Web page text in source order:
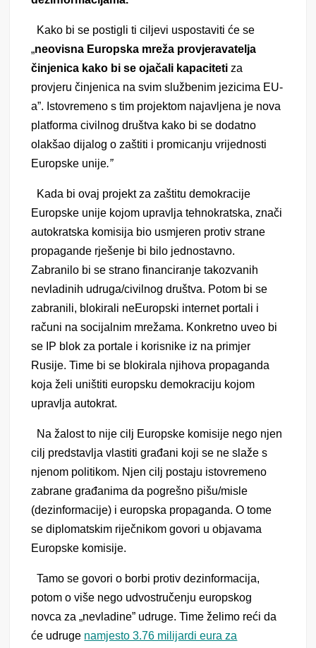
Kako bi se postigli ti ciljevi uspostaviti će se
„neovisna Europska mreža provjeravatelja
činjenica kako bi se ojačali kapaciteti za
provjeru činjenica na svim službenim jezicima EU-
a”. Istovremeno s tim projektom najavljena je nova
platforma civilnog društva kako bi se dodatno
olakšao dijalog o zaštiti i promicanju vrijednosti
Europske unije.”
Kada bi ovaj projekt za zaštitu demokracije
Europske unije kojom upravlja tehnokratska, znači
autokratska komisija bio usmjeren protiv strane
propagande rješenje bi bilo jednostavno.
Zabranilo bi se strano financiranje takozvanih
nevladinih udruga/civilnog društva. Potom bi se
zabranili, blokirali neEuropski internet portali i
računi na socijalnim mrežama. Konkretno uveo bi
se IP blok za portale i korisnike iz na primjer
Rusije. Time bi se blokirala njihova propaganda
koja želi uništiti europsku demokraciju kojom
upravlja autokrat.
Na žalost to nije cilj Europske komisije nego njen
cilj predstavlja vlastiti građani koji se ne slaže s
njenom politikom. Njen cilj postaju istovremeno
zabrane građanima da pogrešno pišu/misle
(dezinformacije) i europska propaganda. O tome
se diplomatskim riječnikom govori u objavama
Europske komisije.
Tamo se govori o borbi protiv dezinformacija,
potom o više nego udvostručenju europskog
novca za „nevladine” udruge. Time želimo reći da
će udruge namjesto 3.76 milijardi eura za